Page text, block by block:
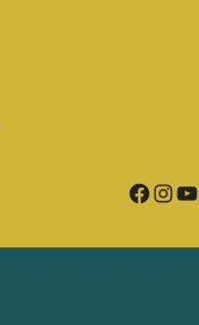
Facebook InstagramYouTube